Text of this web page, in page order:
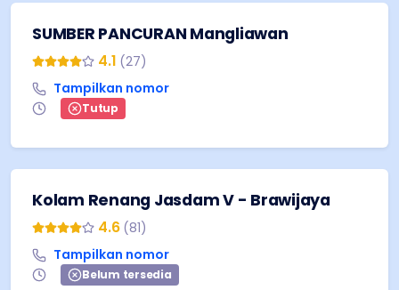
SUMBER PANCURAN Mangliawan
4.1 (27)
Tampilkan nomor
Tutup
Kolam Renang Jasdam V - Brawijaya
4.6 (81)
Tampilkan nomor
Belum tersedia